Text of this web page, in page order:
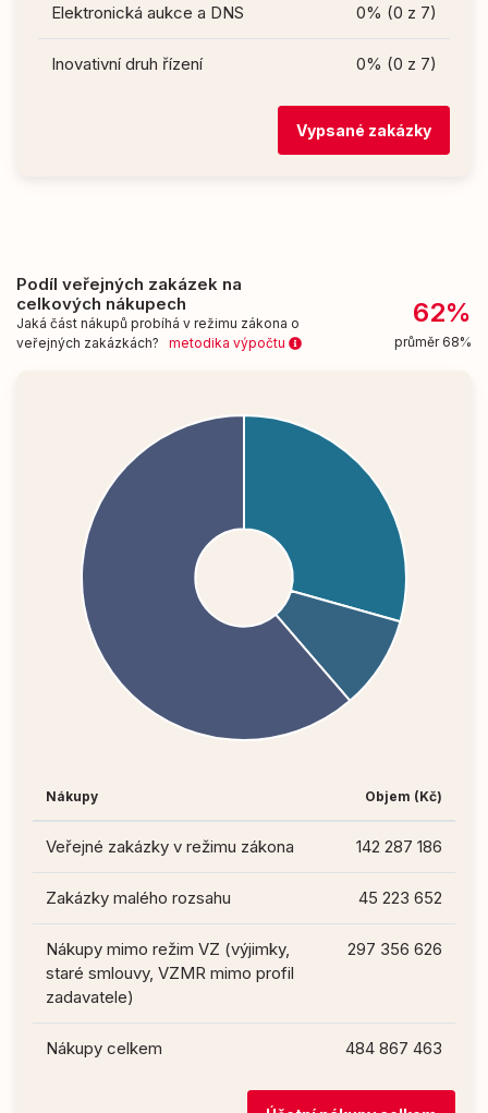
Elektronická aukce a DNS 0% (0 z 7)
Inovativní druh řízení 0% (0 z 7)
Vypsané zakázky
Podíl veřejných zakázek na
celkových nákupech
Jaká část nákupů probíhá v režimu zákona o
veřejných zakázkách? metodika výpočtu
62%
průměr 68%
Nákupy Objem (Kč)
Veřejné zakázky v režimu zákona 142 287 186
Zakázky malého rozsahu 45 223 652
Nákupy mimo režim VZ (výjimky,
staré smlouvy, VZMR mimo profil
zadavatele)
297 356 626
Nákupy celkem 484 867 463